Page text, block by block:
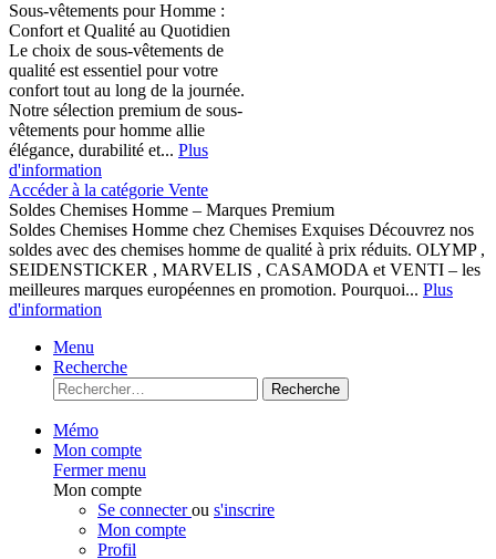
Sous-vêtements pour Homme :
Confort et Qualité au Quotidien
Le choix de sous-vêtements de
qualité est essentiel pour votre
confort tout au long de la journée.
Notre sélection premium de sous-
vêtements pour homme allie
élégance, durabilité et... Plus
d'information
Accéder à la catégorie Vente
Soldes Chemises Homme – Marques Premium
Soldes Chemises Homme chez Chemises Exquises Découvrez nos
soldes avec des chemises homme de qualité à prix réduits. OLYMP ,
SEIDENSTICKER , MARVELIS , CASAMODA et VENTI – les
meilleures marques européennes en promotion. Pourquoi... Plus
d'information
Menu
Recherche
Recherche
Mémo
Mon compte
Fermer menu
Mon compte
Se connecterou s'inscrire
Mon compte
Profil